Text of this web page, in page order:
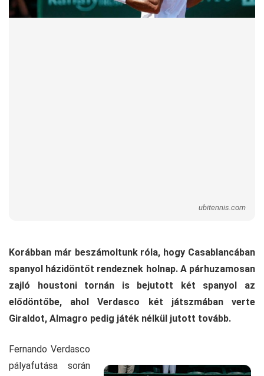
ubitennis.com
Korábban már beszámoltunk róla, hogy Casablancában
spanyol házidöntőt rendeznek holnap. A párhuzamosan
zajló houstoni tornán is bejutott két spanyol az
elődöntőbe, ahol Verdasco két játszmában verte
Giraldot, Almagro pedig játék nélkül jutott tovább.
Fernando Verdasco
pályafutása során